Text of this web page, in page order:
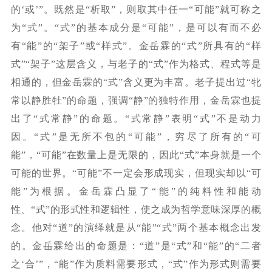
的‘或’”。既然是“析取”，则取其中任一“可能”就可称之
为“式”。“式”的基本成分是“可能”，是可以有而不必
有“能”的“架子”或“样式”。金岳霖的“式”所具有的“样
式”“架子”这层含义，与老子的“式”作为格式、程式等是
相通的，但金岳霖的“式”含义更为丰富。老子提出过“牝
常以静胜牡”的命题，强调“静”的独特作用，金岳霖也提
出了“式常静”的命题。“式常静”表明“式”不是动力
因。“式”是无所不包的“可能”，穷尽了所有的“可
能”，“可能”在数量上是无限的，因此“式”本身就是一个
可能的世界。“可能”不一定会形成现实，但现实却以“可
能”为根据。金岳霖凸显了“能”的纯料性和能动
性、“式”的形式性和逻辑性，使之成为哲学意味深厚的概
念。他对“道”的演绎就是从“能”“式”两个基本概念出发
的。金岳霖给出的命题是：“道”是“式”和“能”的“二者
之‘合’”，“能”作为质料需要形式，“式”作为形式则需要